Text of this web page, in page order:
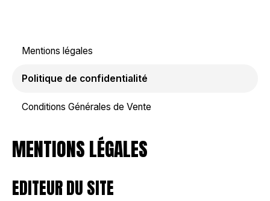
Mentions légales
Politique de confidentialité
Conditions Générales de Vente
MENTIONS LÉGALES
EDITEUR DU SITE